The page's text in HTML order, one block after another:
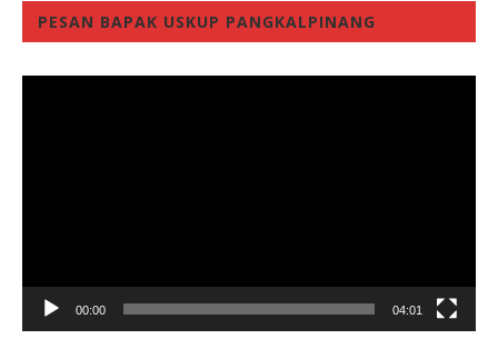
PESAN BAPAK USKUP PANGKALPINANG
00:00 04:01